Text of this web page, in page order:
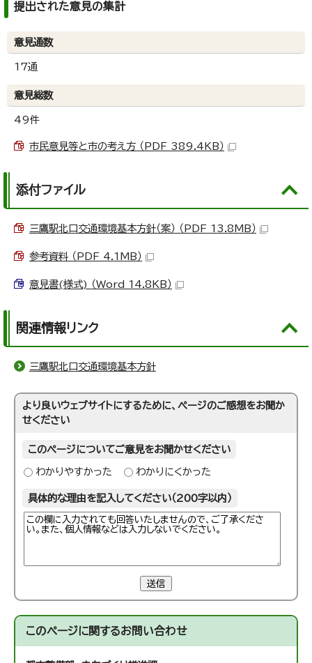
提出された意見の集計
意見通数
17通
意見総数
49件
市民意見等と市の考え方 （PDF 389.4KB）
添付ファイル
三鷹駅北口交通環境基本方針（案） （PDF 13.8MB）
参考資料 （PDF 4.1MB）
意見書(様式) （Word 14.8KB）
関連情報リンク
三鷹駅北口交通環境基本方針
より良いウェブサイトにするために、ページのご感想をお聞か
せください
このページについてご意見をお聞かせください
わかりやすかった わかりにくかった
具体的な理由を記入してください（200字以内）
送信
このページに関するお問い合わせ